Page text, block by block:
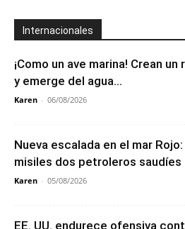
Internacionales
¡Como un ave marina! Crean
y emerge del agua...
Karen - 06/08/2026
Nueva escalada en el mar
misiles dos petroleros saudíes
Karen - 05/08/2026
EE. UU. endurece ofensiva